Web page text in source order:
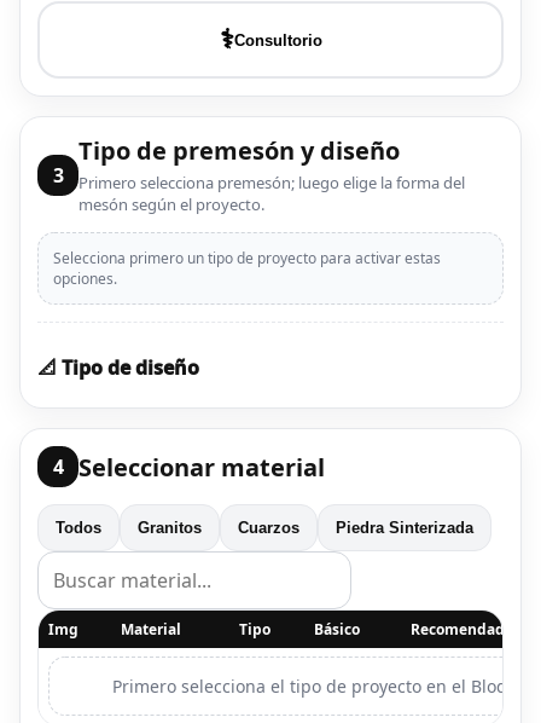
⚕️Consultorio
3
Tipo de premesón y diseño
Primero selecciona premesón; luego elige la forma del
mesón según el proyecto.
Selecciona primero un tipo de proyecto para activar estas
opciones.
📐 Tipo de diseño
4 Seleccionar material
Todos Granitos Cuarzos Piedra Sinterizada
Img Material Tipo Básico Recomendado
Primero selecciona el tipo de proyecto en el Bloque